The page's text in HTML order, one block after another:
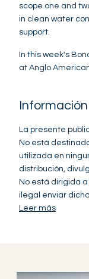
scope one and
in clean water
support.
In this week's
at Anglo
La presente
No está
utilizada en
distribución,
No está dirigida
ilegal enviar
Leer más